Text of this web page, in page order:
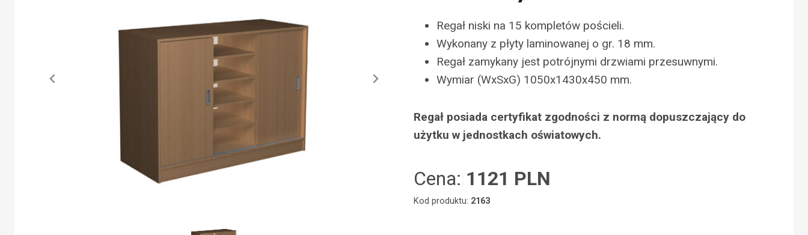
Regał niski na 15 kompletów pościeli.
Wykonany z płyty laminowanej o gr. 18 mm.
Regał zamykany jest potrójnymi drzwiami przesuwnymi.
Wymiar (WxSxG) 1050x1430x450 mm.
Regał posiada certyfikat zgodności z normą dopuszczający do
użytku w jednostkach oświatowych.
Cena: 1121 PLN
Kod produktu: 2163